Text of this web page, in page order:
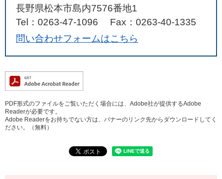
長野県松本市島内7576番地1
Tel：0263-47-1096
Fax：0263-40-1335
問い合わせフォームはこちら
PDF形式のファイルをご覧いただく場合には、Adobe社が提供するAdobe
Readerが必要です。
Adobe Readerをお持ちでない方は、バナーのリンク先からダウンロードしてく
ださい。（無料）